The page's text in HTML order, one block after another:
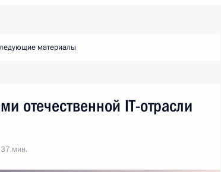
материалы
отечественной IT-отрасли
мин.